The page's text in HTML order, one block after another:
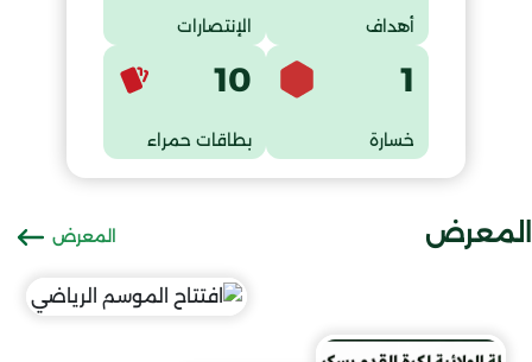
أهداف الإنتصارات
1
خسارة
10
بطاقات حمراء
المعرض المعرض